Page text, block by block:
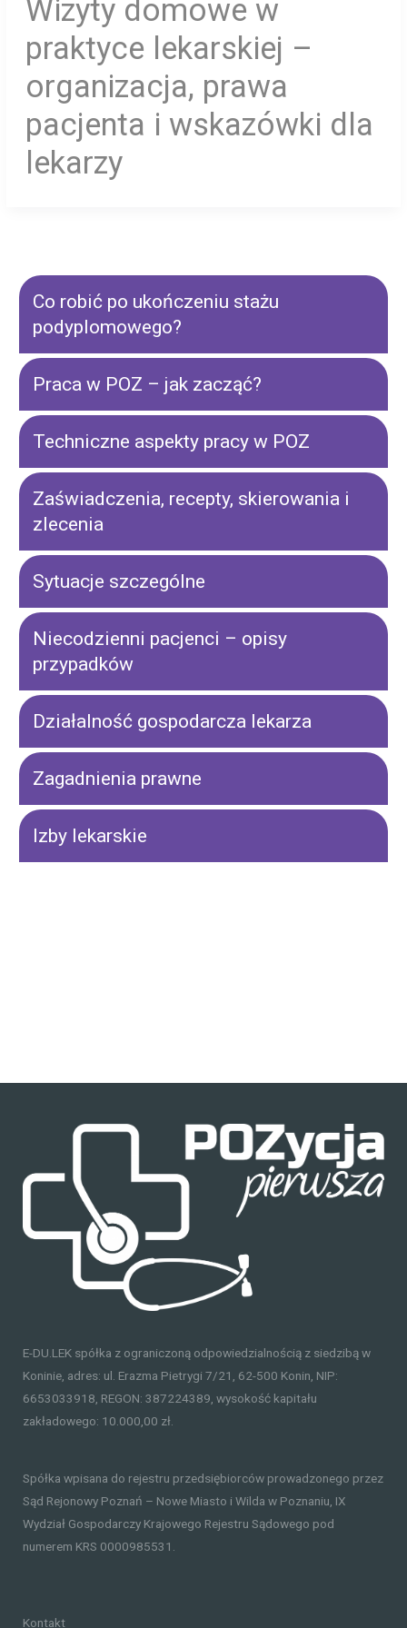
Wizyty domowe w
praktyce lekarskiej –
organizacja, prawa
pacjenta i wskazówki dla
lekarzy
Co robić po ukończeniu stażu
podyplomowego?
Praca w POZ – jak zacząć?
Techniczne aspekty pracy w POZ
Zaświadczenia, recepty, skierowania i
zlecenia
Sytuacje szczególne
Niecodzienni pacjenci – opisy
przypadków
Działalność gospodarcza lekarza
Zagadnienia prawne
Izby lekarskie
E-DU.LEK spółka z ograniczoną odpowiedzialnością z siedzibą w
Koninie, adres: ul. Erazma Pietrygi 7/21, 62-500 Konin, NIP:
6653033918, REGON: 387224389, wysokość kapitału
zakładowego: 10.000,00 zł.
Spółka wpisana do rejestru przedsiębiorców prowadzonego przez
Sąd Rejonowy Poznań – Nowe Miasto i Wilda w Poznaniu, IX
Wydział Gospodarczy Krajowego Rejestru Sądowego pod
numerem KRS 0000985531.
Kontakt